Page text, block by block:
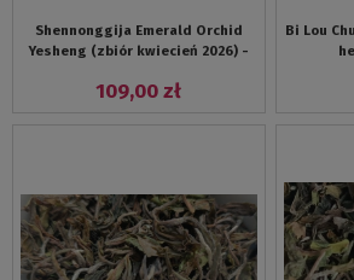
Shennonggija Emerald Orchid
Yesheng (zbiór kwiecień 2026) -
rosnacych drzew
109,00 zł
Bi Lou